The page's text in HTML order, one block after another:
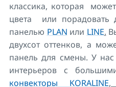
классика, которая
цвета или порадовать
панелью PLAN или LINE.
двухсот оттенков, а
панель для смены. У
интерьеров с
конвекторы KORALINE